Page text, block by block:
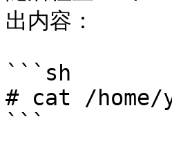
出内容：
```sh
# cat /home/
```